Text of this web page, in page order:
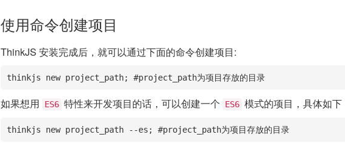
使用命令创建项目
ThinkJS 安装完成后，就可以通过下面的命令创建项目:
thinkjs new project_path; #project_path为项目存放的目录
如果想用 ES6 特性来开发项目的话，可以创建一个 ES6 模式的项目，具体如下
thinkjs new project_path --es; #project_path为项目存放的目录